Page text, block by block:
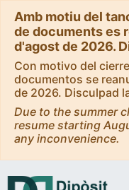
Amb motiu del
de documents es
d'agost de 2026.
Con motivo del
documentos se
de 2026. Disculpad
Due to the summer
resume starting
any inconvenience.